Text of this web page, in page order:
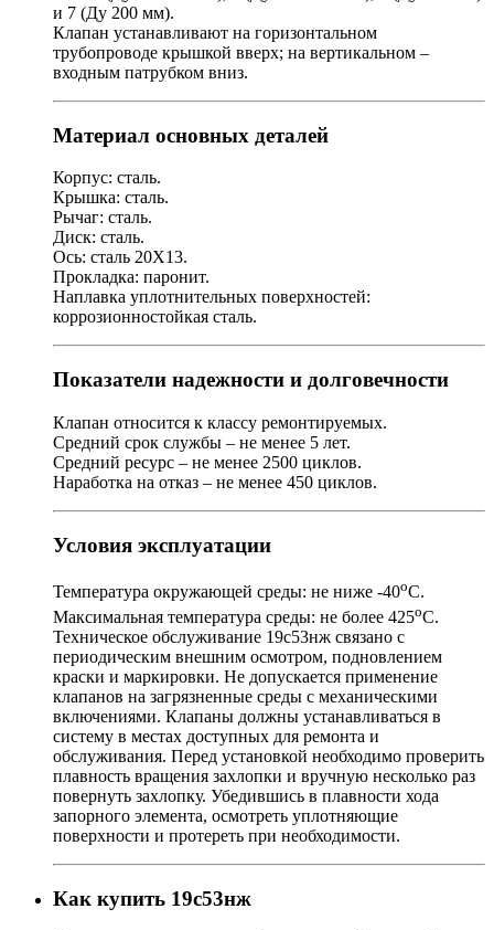
и 7 (Ду 200 мм).
Клапан устанавливают на горизонтальном
трубопроводе крышкой вверх; на вертикальном –
входным патрубком вниз.
Материал основных деталей
Корпус: сталь.
Крышка: сталь.
Рычаг: сталь.
Диск: сталь.
Ось: сталь 20Х13.
Прокладка: паронит.
Наплавка уплотнительных поверхностей:
коррозионностойкая сталь.
Показатели надежности и долговечности
Клапан относится к классу ремонтируемых.
Средний срок службы – не менее 5 лет.
Средний ресурс – не менее 2500 циклов.
Наработка на отказ – не менее 450 циклов.
Условия эксплуатации
Температура окружающей среды: не ниже -40оС.
Максимальная температура среды: не более 425оС.
Техническое обслуживание 19с53нж связано с
периодическим внешним осмотром, подновлением
краски и маркировки. Не допускается применение
клапанов на загрязненные среды с механическими
включениями. Клапаны должны устанавливаться в
систему в местах доступных для ремонта и
обслуживания. Перед установкой необходимо проверить
плавность вращения захлопки и вручную несколько раз
повернуть захлопку. Убедившись в плавности хода
запорного элемента, осмотреть уплотняющие
поверхности и протереть при необходимости.
Как купить 19с53нж